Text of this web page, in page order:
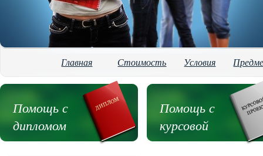
Главная Стоимость Условия
Помощь с
дипломом
Помощь с
курсовой